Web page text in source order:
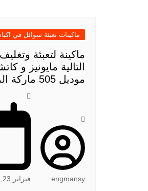
ماكينات تعبئة سوائل في
ماكينة لتعبئة
التالية مايونيز و
موديل 505 ماركة المهندس منسى
engmansy فبراير 23, 2023